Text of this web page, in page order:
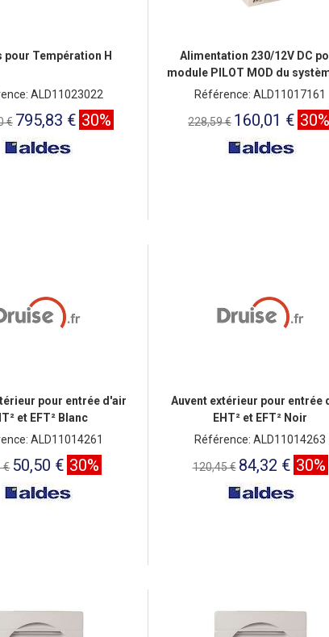
pour Températion H
ALD11023022
€ 795,83 € 30%
Alimentation 230/12V DC
module PILOT MOD du
régulation VMT
Référence: ALD11017161
228,59 € 160,01 € 30%
pour entrée d'air
et EFT² Blanc
ALD11014261
€ 50,50 € 30%
Auvent extérieur pour entrée
EHT² et EFT² Noir
Référence: ALD11014263
120,45 € 84,32 € 30%